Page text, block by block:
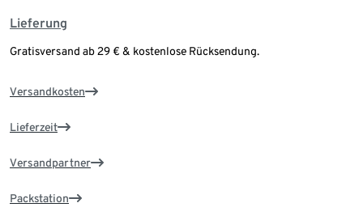
Lieferung
Gratisversand ab 29 € & kostenlose Rücksendung.
Versandkosten
Lieferzeit
Versandpartner
Packstation